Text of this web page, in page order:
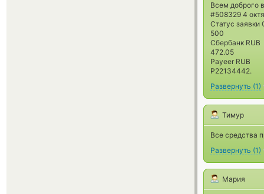
Всем доброго
#508329 4
Cтатус
500
Сбербанк RUB
472.05
Payeer RUB
P22134442.
Развернуть (1)
Тимур
Все средства
Развернуть (1)
Мария